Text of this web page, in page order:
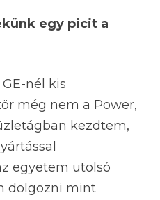
egy picit a
nél kis
még nem a Power,
kezdtem,
egyetem utolsó
dolgozni mint